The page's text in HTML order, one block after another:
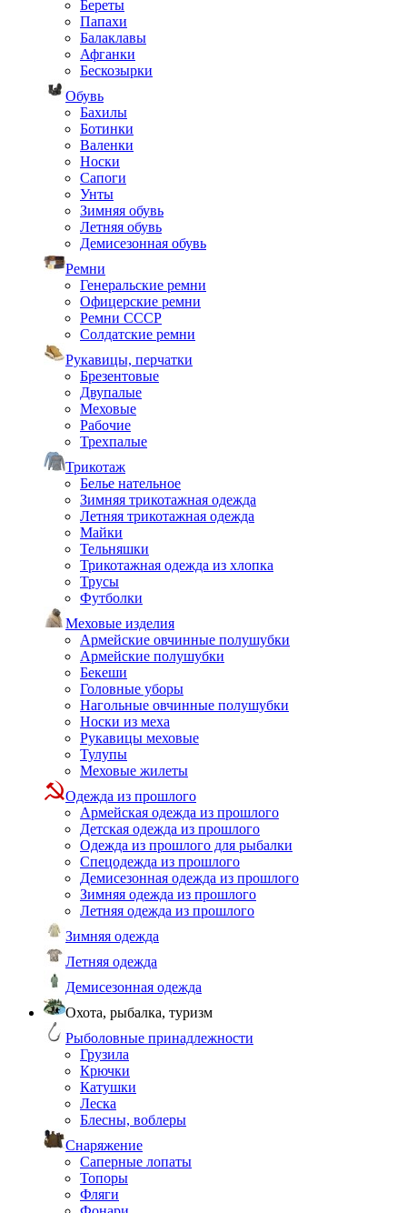
Береты
Папахи
Балаклавы
Афганки
Бескозырки
Обувь
Бахилы
Ботинки
Валенки
Носки
Сапоги
Унты
Зимняя обувь
Летняя обувь
Демисезонная обувь
Ремни
Генеральские ремни
Офицерские ремни
Ремни СССР
Солдатские ремни
Рукавицы, перчатки
Брезентовые
Двупалые
Меховые
Рабочие
Трехпалые
Трикотаж
Белье нательное
Зимняя трикотажная одежда
Летняя трикотажная одежда
Майки
Тельняшки
Трикотажная одежда из хлопка
Трусы
Футболки
Меховые изделия
Армейские овчинные полушубки
Армейские полушубки
Бекеши
Головные уборы
Нагольные овчинные полушубки
Носки из меха
Рукавицы меховые
Тулупы
Меховые жилеты
Одежда из прошлого
Армейская одежда из прошлого
Детская одежда из прошлого
Одежда из прошлого для рыбалки
Спецодежда из прошлого
Демисезонная одежда из прошлого
Зимняя одежда из прошлого
Летняя одежда из прошлого
Зимняя одежда
Летняя одежда
Демисезонная одежда
Охота, рыбалка, туризм
Рыболовные принадлежности
Грузила
Крючки
Катушки
Леска
Блесны, воблеры
Снаряжение
Саперные лопаты
Топоры
Фляги